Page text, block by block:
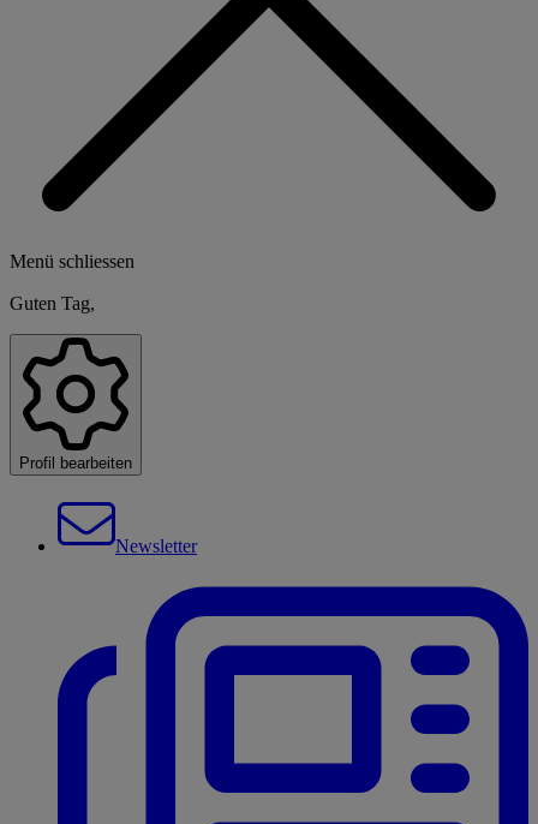
Menü schliessen
Guten Tag,
Profil bearbeiten
Newsletter